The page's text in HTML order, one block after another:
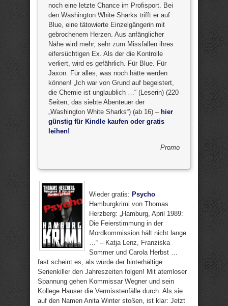
noch eine letzte Chance im Profisport. Bei
den Washington White Sharks trifft er auf
Blue, eine tätowierte Einzelgängerin mit
gebrochenem Herzen. Aus anfänglicher
Nähe wird mehr, sehr zum Missfallen ihres
eifersüchtigen Ex. Als der die Kontrolle
verliert, wird es gefährlich. Für Blue. Für
Jaxon. Für alles, was noch hätte werden
können! „Ich war von Grund auf begeistert,
die Chemie ist unglaublich …“ (Leserin) (220
Seiten, das siebte Abenteuer der
„Washington White Sharks“) (ab 16) – hier
günstig für Kindle kaufen oder gratis
leihen!
Promo
Wieder gratis: Psycho
Hamburgkrimi von Thomas
Herzberg: „Hamburg, April 1989:
Die Feierstimmung in der
Mordkommission hält nicht lange
…“ – Katja Lenz, Franziska
Sommer und Carola Herbst …
fast scheint es, als würde der hinterhältige
Serienkiller den Jahreszeiten folgen! Mit atemloser
Spannung gehen Kommissar Wegner und sein
Kollege Hauser die Vermisstenfälle durch. Als sie
auf den Namen Anita Winter stoßen, ist klar: Jetzt